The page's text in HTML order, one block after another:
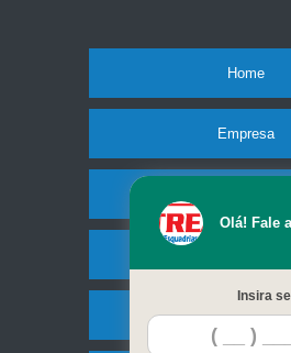
Home
Empresa
Contato
Olá! Fale
Insira